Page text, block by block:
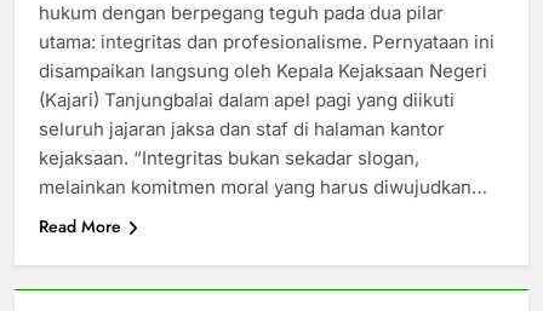
hukum dengan berpegang teguh pada dua pilar
utama: integritas dan profesionalisme. Pernyataan ini
disampaikan langsung oleh Kepala Kejaksaan Negeri
(Kajari) Tanjungbalai dalam apel pagi yang diikuti
seluruh jajaran jaksa dan staf di halaman kantor
kejaksaan. “Integritas bukan sekadar slogan,
melainkan komitmen moral yang harus diwujudkan…
Read More